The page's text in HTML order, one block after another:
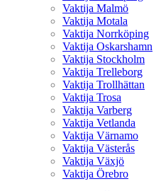
Vaktija Malmö
Vaktija Motala
Vaktija Norrköping
Vaktija Oskarshamn
Vaktija Stockholm
Vaktija Trelleborg
Vaktija Trollhättan
Vaktija Trosa
Vaktija Varberg
Vaktija Vetlanda
Vaktija Värnamo
Vaktija Västerås
Vaktija Växjö
Vaktija Örebro